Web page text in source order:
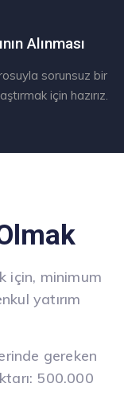
Alınması
sorunsuz bir
için hazırız.
için, minimum
yatırım
gereken
500.000